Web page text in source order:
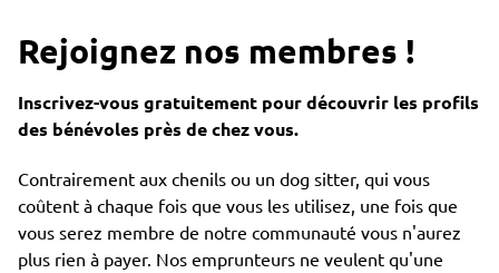
Rejoignez nos membres !
Inscrivez-vous gratuitement pour découvrir les profils
des bénévoles près de chez vous.
Contrairement aux chenils ou un dog sitter, qui vous
coûtent à chaque fois que vous les utilisez, une fois que
vous serez membre de notre communauté vous n'aurez
plus rien à payer. Nos emprunteurs ne veulent qu'une